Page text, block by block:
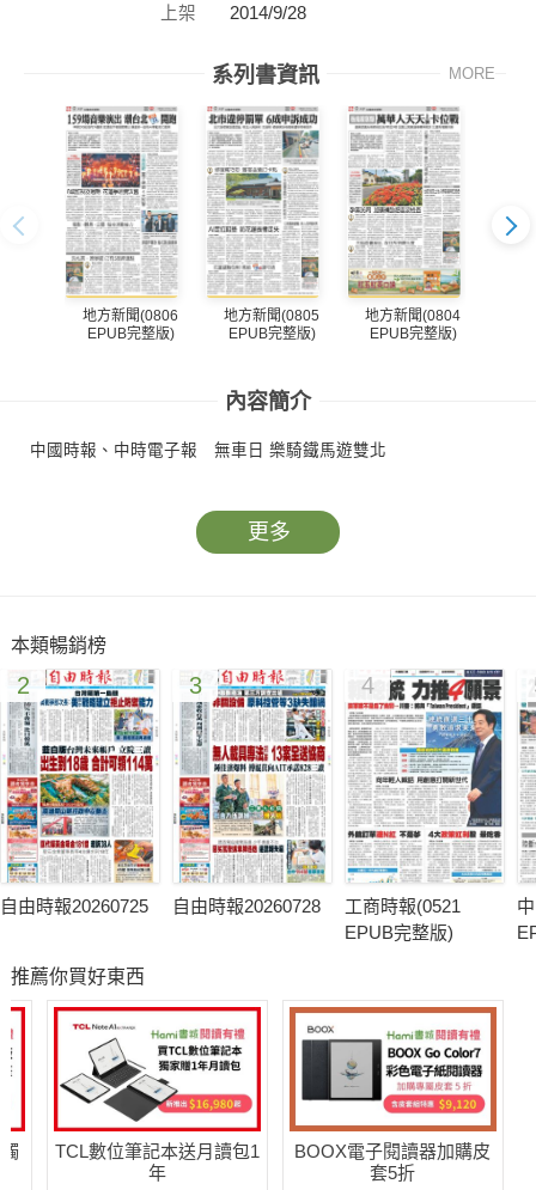
上架
2014/9/28
系列書資訊 MORE
地方新聞(0806
EPUB完整版)
地方新聞(0805
EPUB完整版)
地方新聞(0804
EPUB完整版)
內容簡介
中國時報、中時電子報 無車日 樂騎鐵馬遊雙北
更多
本類暢銷榜
2
自由時報20260725
3
自由時報20260728
4
工商時報(0521
EPUB完整版)
推薦你買好東西
TCL數位筆記本送月讀包1
年
BOOX電子閱讀器加購皮
套5折